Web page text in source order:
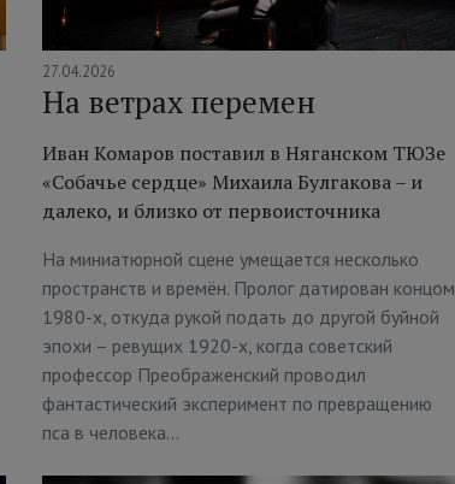
27.04.2026
На ветрах перемен
Иван Комаров поставил в Няганском ТЮЗе
«Собачье сердце» Михаила Булгакова – и
далеко, и близко от первоисточника
На миниатюрной сцене умещается несколько
пространств и времён. Пролог датирован концом
1980-х, откуда рукой подать до другой буйной
эпохи – ревущих 1920-х, когда советский
профессор Преображенский проводил
фантастический эксперимент по превращению
пса в человека…